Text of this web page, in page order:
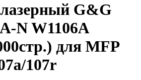
G&G
N W1106A
для MFP
107r